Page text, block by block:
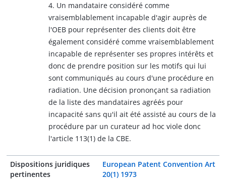
4. Un mandataire considéré comme
vraisemblablement incapable d'agir auprès de
l'OEB pour représenter des clients doit être
également considéré comme vraisemblablement
incapable de représenter ses propres intérêts et
donc de prendre position sur les motifs qui lui
sont communiqués au cours d'une procédure en
radiation. Une décision prononçant sa radiation
de la liste des mandataires agréés pour
incapacité sans qu'il ait été assisté au cours de la
procédure par un curateur ad hoc viole donc
l'article 113(1) de la CBE.
Dispositions juridiques
pertinentes
European Patent Convention Art
20(1) 1973